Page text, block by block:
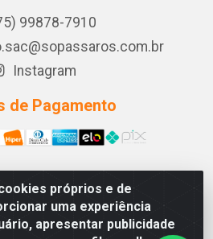
próprios e de
uma experiência
apresentar publicidade
99878-7910
Instagram
de Pagamento
LTDA - RODOVIA BA
ITABERABA/BA - CEP 46.880-
30.578.948/0001-90